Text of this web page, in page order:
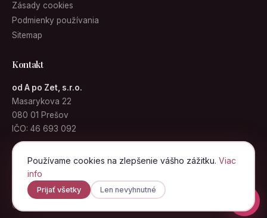
Používame cookies na zlepšenie vášho zážitku. Viac
info
Prijať všetky Len nevyhnutné
Zásady cookies
Podmienky používania
Sitemap
Kontakt
od A po Zet, s.r.o.
Masarykova 22
080 01 Prešov
IČO: 46 693 092
info@kabelky.sk
© 2026 Kabelky.sk · od A po Zet, s.r.o. · Všetky práva vyhradené